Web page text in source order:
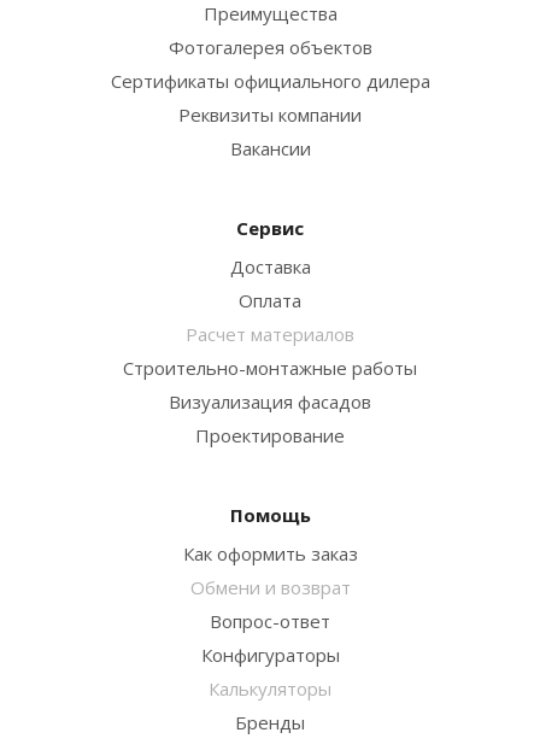
Преимущества
Фотогалерея объектов
Сертификаты официального дилера
Реквизиты компании
Вакансии
Сервис
Доставка
Оплата
Расчет материалов
Строительно-монтажные работы
Визуализация фасадов
Проектирование
Помощь
Как оформить заказ
Обмени и возврат
Вопрос-ответ
Конфигураторы
Калькуляторы
Бренды